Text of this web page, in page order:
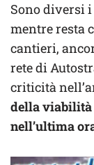
Sono diversi
mentre resta
cantieri,
rete di
criticità
della viabilità
nell’ultima